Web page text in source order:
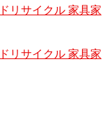
リサイクル 家具家
リサイクル 家具家